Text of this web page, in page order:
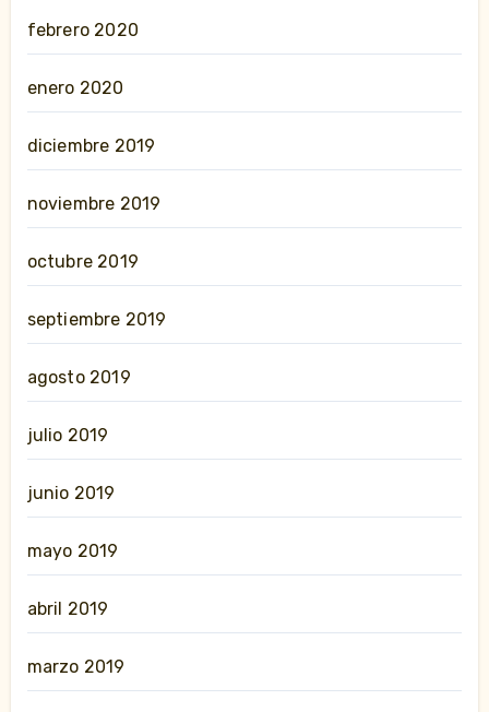
febrero 2020
enero 2020
diciembre 2019
noviembre 2019
octubre 2019
septiembre 2019
agosto 2019
julio 2019
junio 2019
mayo 2019
abril 2019
marzo 2019